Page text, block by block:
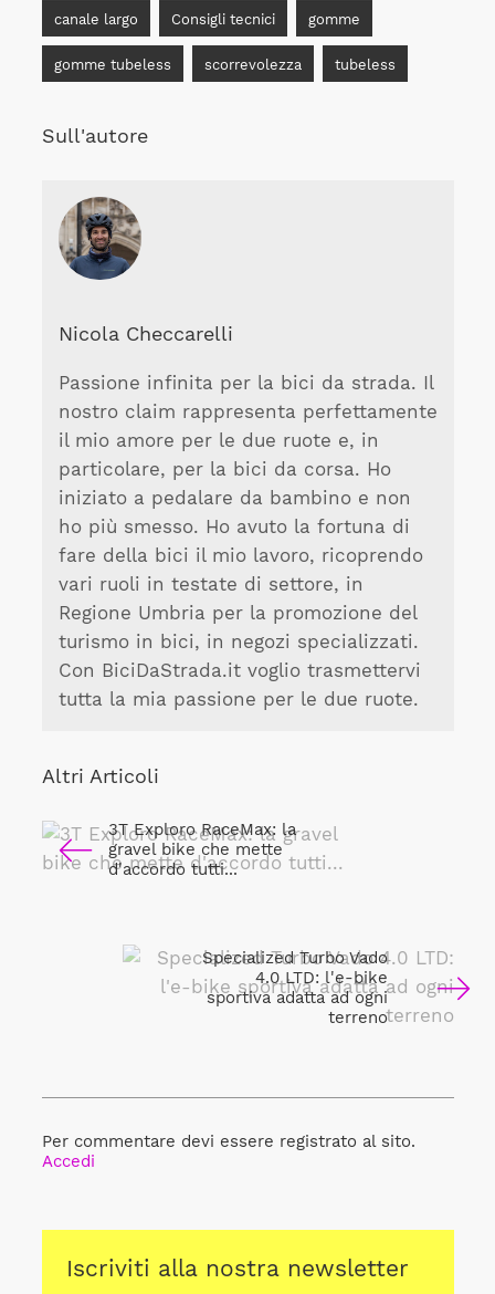
canale largo Consigli tecnici gomme
gomme tubeless scorrevolezza tubeless
Sull'autore
Nicola Checcarelli
Passione infinita per la bici da strada. Il
nostro claim rappresenta perfettamente
il mio amore per le due ruote e, in
particolare, per la bici da corsa. Ho
iniziato a pedalare da bambino e non
ho più smesso. Ho avuto la fortuna di
fare della bici il mio lavoro, ricoprendo
vari ruoli in testate di settore, in
Regione Umbria per la promozione del
turismo in bici, in negozi specializzati.
Con BiciDaStrada.it voglio trasmettervi
tutta la mia passione per le due ruote.
Altri Articoli
3T Exploro RaceMax: la
gravel bike che mette
d'accordo tutti...
Specialized Turbo Vado
4.0 LTD: l'e-bike
sportiva adatta ad ogni
terreno
Per commentare devi essere registrato al sito.
Accedi
Iscriviti alla nostra newsletter